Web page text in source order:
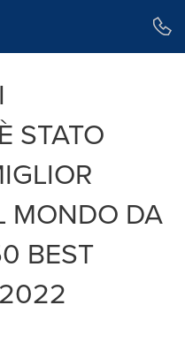
STATO
MONDO DA
BEST